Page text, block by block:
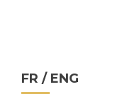
FR / ENG